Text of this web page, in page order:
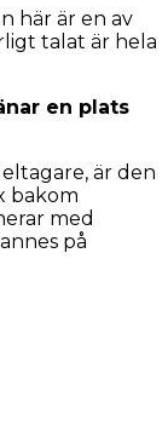
här är en av
talat är hela
en plats
är den
bakom
med
på